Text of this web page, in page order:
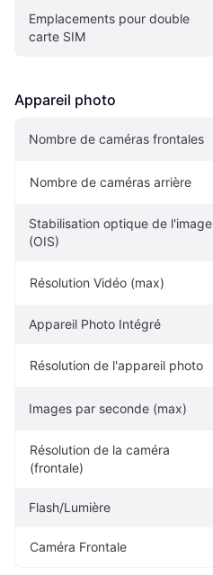
Emplacements pour double
carte SIM
Appareil photo
Nombre de caméras frontales
Nombre de caméras arrière
Stabilisation optique de l'image
(OIS)
Résolution Vidéo (max)
Appareil Photo Intégré
Résolution de l'appareil photo
Images par seconde (max)
Résolution de la caméra
(frontale)
Flash/Lumière
Caméra Frontale